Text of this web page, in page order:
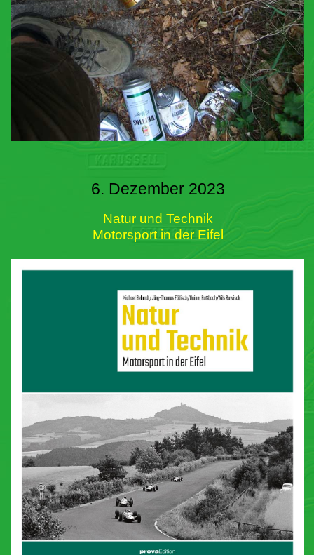
6. Dezember 2023
Natur und Technik
Motorsport in der Eifel